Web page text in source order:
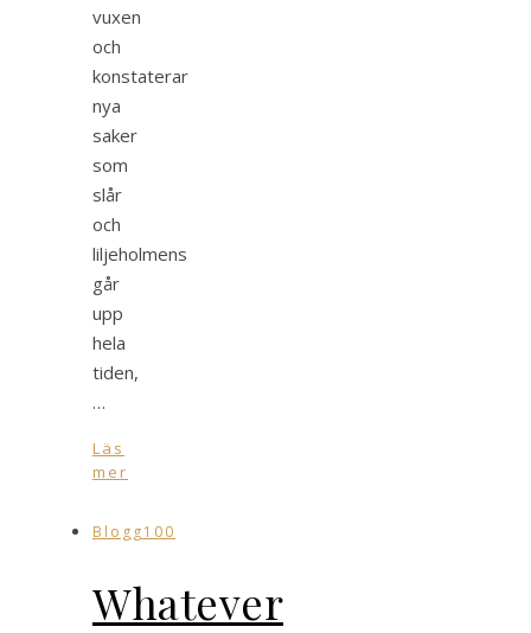
vuxen
och
konstaterar
nya
saker
som
slår
och
liljeholmens
går
upp
hela
tiden,
…
Läs
mer
Blogg100
Whatever